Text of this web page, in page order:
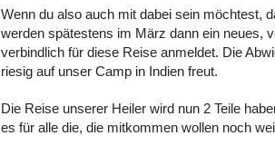
Wenn du also auch mit dabei sein möchtest,
werden spätestens im März dann ein neues,
verbindlich für diese Reise anmeldet. Die
riesig auf unser Camp in Indien freut.
Die Reise unserer Heiler wird nun 2 Teile
es für alle die, die mitkommen wollen noch